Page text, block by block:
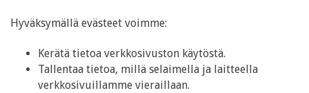
Hyväksymällä evästeet voimme:
Kerätä tietoa verkkosivuston käytöstä.
Tallentaa tietoa, millä selaimella ja laitteella
verkkosivuillamme vieraillaan.